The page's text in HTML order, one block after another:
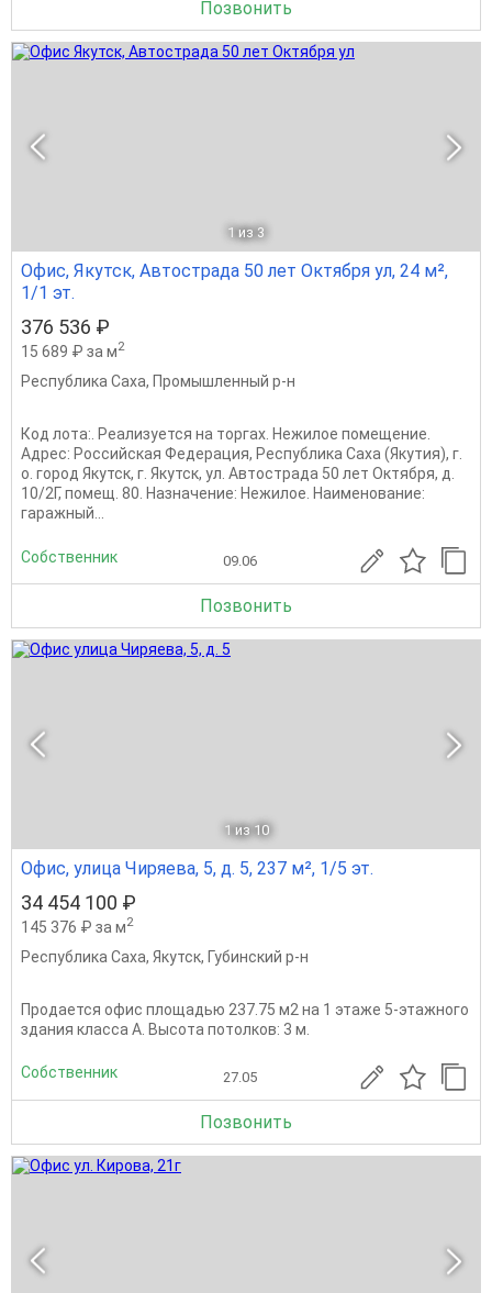
Позвонить
1 из 3
Офис, Якутск, Автострада 50 лет Октября ул, 24 м²,
1/1 эт.
376 536 ₽
15 689 ₽ за м2
Республика Саха, Промышленный р-н
Код лота:. Реализуется на торгах. Нежилое помещение.
Адрес: Российская Федерация, Республика Саха (Якутия), г.
о. город Якутск, г. Якутск, ул. Автострада 50 лет Октября, д.
10/2Г, помещ. 80. Назначение: Нежилое. Наименование:
гаражный...
Собственник 09.06
Позвонить
1 из 10
Офис, улица Чиряева, 5, д. 5, 237 м², 1/5 эт.
34 454 100 ₽
145 376 ₽ за м2
Республика Саха, Якутск, Губинский р-н
Продается офис площадью 237.75 м2 на 1 этаже 5-этажного
здания класса A. Высота потолков: 3 м.
Собственник 27.05
Позвонить